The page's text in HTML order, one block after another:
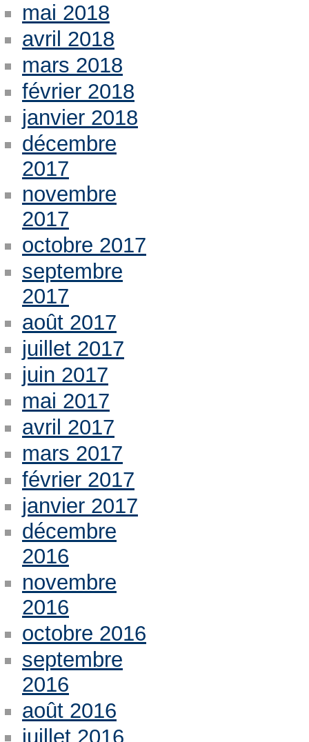
mai 2018
avril 2018
mars 2018
février 2018
janvier 2018
décembre
2017
novembre
2017
octobre 2017
septembre
2017
août 2017
juillet 2017
juin 2017
mai 2017
avril 2017
mars 2017
février 2017
janvier 2017
décembre
2016
novembre
2016
octobre 2016
septembre
2016
août 2016
juillet 2016